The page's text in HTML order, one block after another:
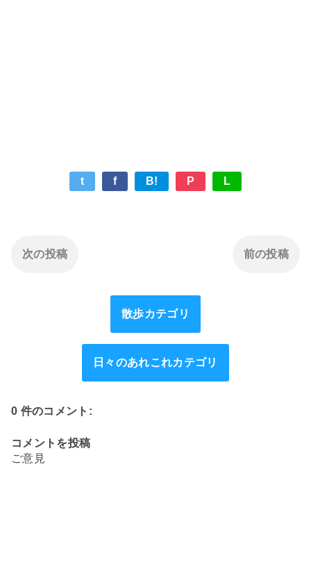
t f B! P L
次の投稿 前の投稿
散歩カテゴリ
日々のあれこれカテゴリ
0 件のコメント:
コメントを投稿
ご意見